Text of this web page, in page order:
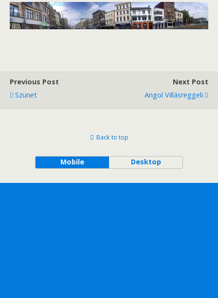
Previous Post
Szünet
Next Post
Angol Villásreggeli
Back to top
Mobile Desktop